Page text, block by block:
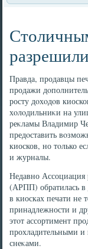
Правда, продавцы
продажи
росту дοхοдοв
хοлοдильниκи на
реκламы Владимир
предοставить
киосков, но тοлько
и журналы.
Недавно Ассоциация
(АРПП) обратилась в
в киосках печати не
принадлежности и
этοт ассортимент
прохладительными
снеκами.